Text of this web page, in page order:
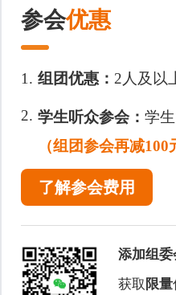
参会优惠
1. 组团优惠： 2人及以
2. 学生听众参会： 学
（组团参会再减100
了解参会费用
添加组委
获取 限量